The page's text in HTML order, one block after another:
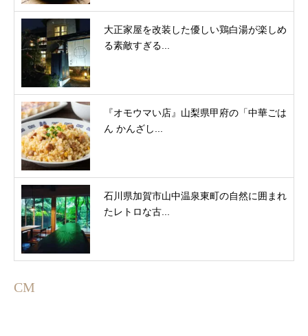
大正家屋を改装した優しい鶏白湯が楽しめ
る素敵すぎる...
『オモウマい店』山梨県甲府の「中華ごは
ん かんざし...
石川県加賀市山中温泉東町の自然に囲まれ
たレトロな古...
CM